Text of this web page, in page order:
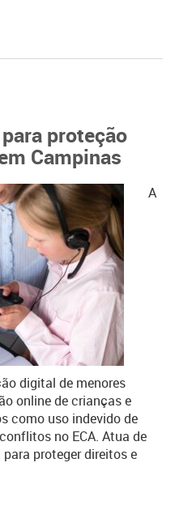
proteção
Campinas
A
digital de menores
online de crianças e
como uso indevido de
no ECA. Atua de
proteger direitos e